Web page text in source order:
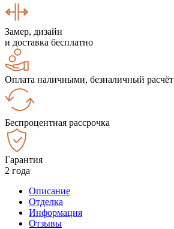
Замер, дизайн
и доставка бесплатно
Оплата наличными, безналичный расчёт
Беспроцентная рассрочка
Гарантия
2 года
Описание
Отделка
Информация
Отзывы